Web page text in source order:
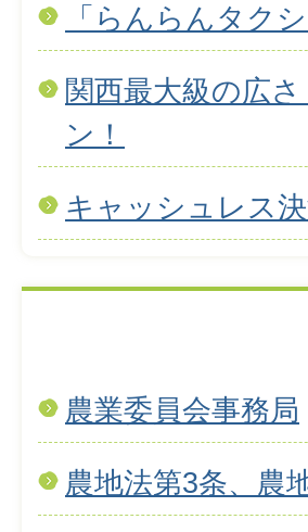
「らんらんタク
関西最大級の広
ン！
キャッシュレス
農業委員会事務局
農地法第3条、農